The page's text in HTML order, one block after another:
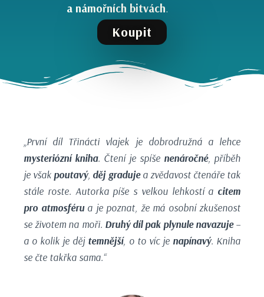
a námořních bitvách.
Koupit
První díl Třinácti vlajek je dobrodružná a lehce
mysteriózní kniha. Čtení je spíše nenáročné, příběh
je však poutavý, děj gradujea zvědavost čtenáře tak
stále roste. Autorka píše s velkou lehkostí a citem
pro atmosférua je poznat, že má osobní zkušenost
se životem na moři. Druhý díl pak plynule navazuje–
a o kolik je děj temnější, o to víc je napínavý. Kniha
se čte takřka sama.“